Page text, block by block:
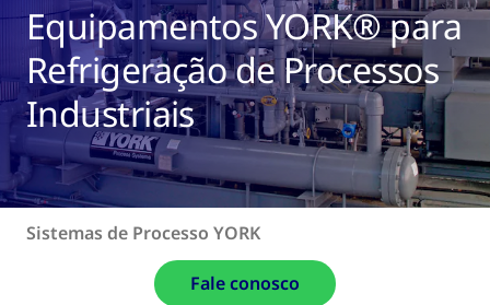
Equipamentos YORK® para
Refrigeração de Processos
Industriais
Sistemas de Processo YORK
Fale conosco